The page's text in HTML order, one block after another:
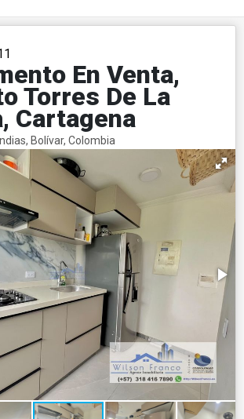
En Venta,
Torres De La
Cartagena
Bolívar, Colombia